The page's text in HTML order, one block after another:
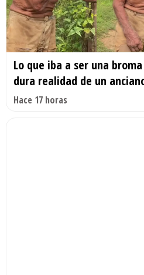
Lo que iba a ser una
dura realidad de un
Hace 17 horas